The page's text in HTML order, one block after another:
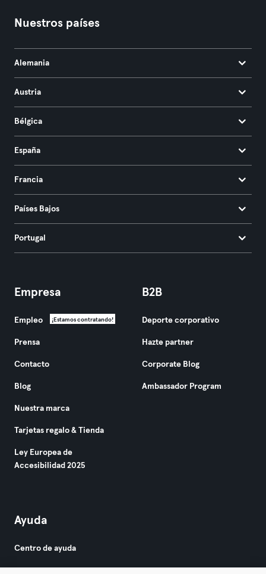
Nuestros países
Alemania
Austria
Bélgica
España
Francia
Países Bajos
Portugal
Empresa
Empleo ¡Estamos contratando!
Prensa
Contacto
Blog
Nuestra marca
Tarjetas regalo & Tienda
Ley Europea de
Accesibilidad 2025
B2B
Deporte corporativo
Hazte partner
Corporate Blog
Ambassador Program
Ayuda
Centro de ayuda